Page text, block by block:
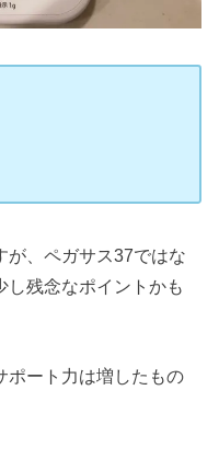
が、ペガサス37ではな
し残念なポイントかも
ポート力は増したもの